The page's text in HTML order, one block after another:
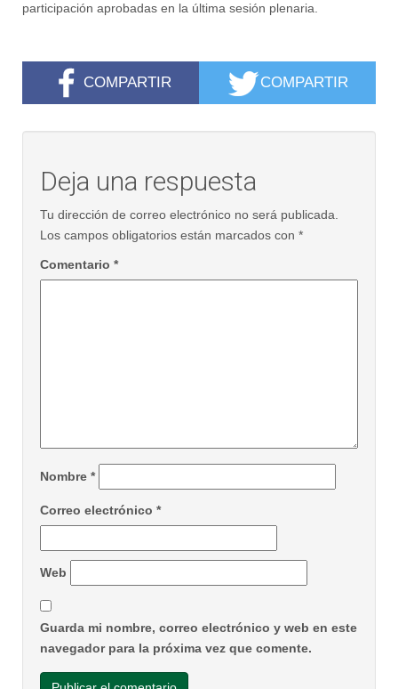
participación aprobadas en la última sesión plenaria.
COMPARTIR COMPARTIR
Deja una respuesta
Tu dirección de correo electrónico no será publicada.
Los campos obligatorios están marcados con *
Comentario *
Nombre *
Correo electrónico *
Web
Guarda mi nombre, correo electrónico y web en este
navegador para la próxima vez que comente.